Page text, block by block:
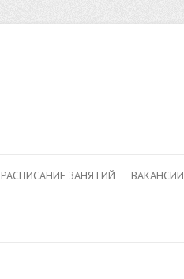
РАСПИСАНИЕ ЗАНЯТИЙ ВАКАНСИИ